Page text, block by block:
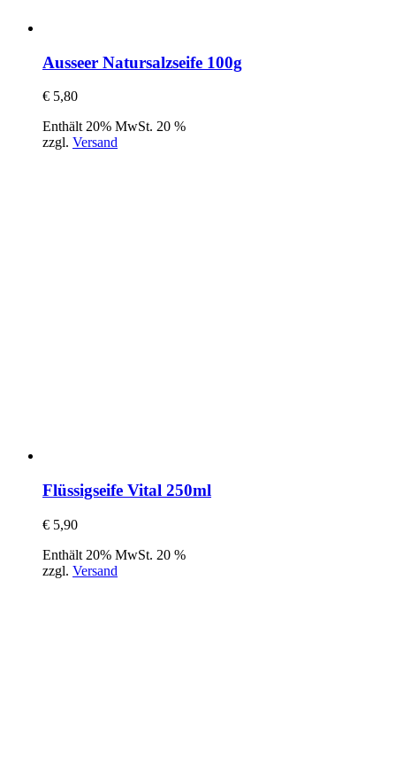
Ausseer Natursalzseife 100g
€ 5,80
Enthält 20% MwSt. 20 %
zzgl. Versand
Flüssigseife Vital 250ml
€ 5,90
Enthält 20% MwSt. 20 %
zzgl. Versand